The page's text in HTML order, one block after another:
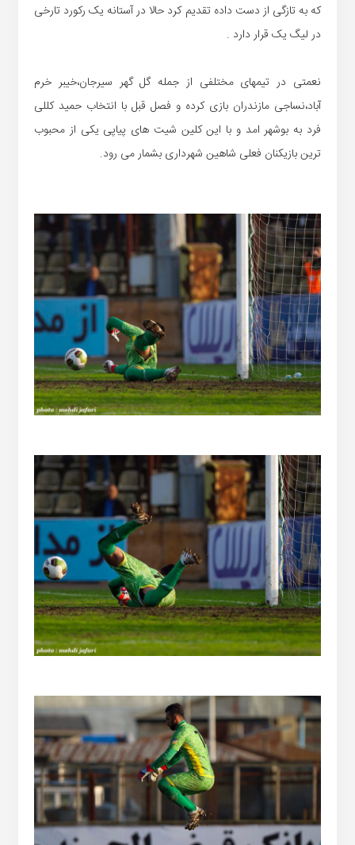
که به تازگی از دست داده تقدیم کرد حالا در آستانه یک رکورد تارخی
در لیگ یک قرار دارد .
نعمتی در تیمهای مختلفی از جمله گل گهر سیرجان،خیبر خرم
آباد،نساجی مازندران بازی کرده و فصل قبل با انتخاب حمید کللی
فرد به بوشهر امد و با این کلین شیت های پیاپی یکی از محبوب
ترین بازیکنان فعلی شاهین شهرداری بشمار می رود.